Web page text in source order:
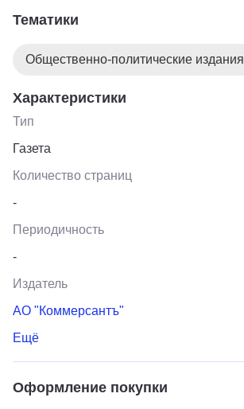
Тематики
Общественно-политические издания
Характеристики
Тип
Газета
Количество страниц
-
Периодичность
-
Издатель
АО "Коммерсантъ"
Ещё
Оформление покупки